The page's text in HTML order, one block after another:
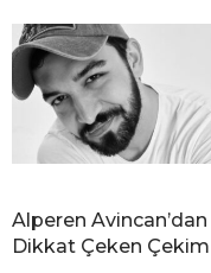
Alperen Avincan’dan
Dikkat Çeken Çekim